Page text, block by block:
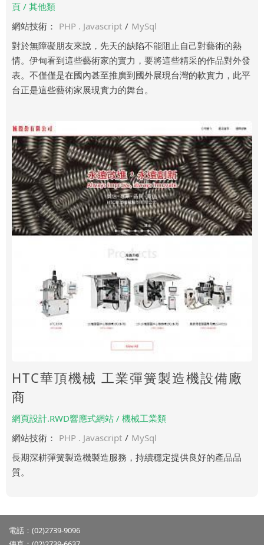
頁 / 其他類
網站技術： PHP . Javascript / MySql
對於無障礙朋友來說，先天的缺陷不能阻止自己對藝術的熱
情。伊甸看到這些藝術家的實力，要將這些精采的作品對外發
表。不僅僅是在國內甚至推廣到國外展現台灣的軟實力，此平
台正是這些藝術家展現實力的舞台。
HTC華頂機械 工業彈簧製造機設備廠
商
網頁設計.RWD響應式網站 / 機械工業類
網站技術： PHP . Javascript / MySql
長期深耕彈簧製造機製造服務，持續穩定提供良好的產品品
質。
電話：(02)2739-9096